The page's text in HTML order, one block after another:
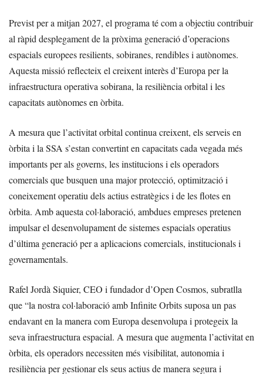
Previst per a mitjan 2027, el programa té com a objectiu contribuir
al ràpid desplegament de la pròxima generació d’operacions
espacials europees resilients, sobiranes, rendibles i autònomes.
Aquesta missió reflecteix el creixent interès d’Europa per la
infraestructura operativa sobirana, la resiliència orbital i les
capacitats autònomes en òrbita.
A mesura que l’activitat orbital continua creixent, els serveis en
òrbita i la SSA s’estan convertint en capacitats cada vegada més
importants per als governs, les institucions i els operadors
comercials que busquen una major protecció, optimització i
coneixement operatiu dels actius estratègics i de les flotes en
òrbita. Amb aquesta col·laboració, ambdues empreses pretenen
impulsar el desenvolupament de sistemes espacials operatius
d’última generació per a aplicacions comercials, institucionals i
governamentals.
Rafel Jordà Siquier, CEO i fundador d’Open Cosmos, subratlla
que “la nostra col·laboració amb Infinite Orbits suposa un pas
endavant en la manera com Europa desenvolupa i protegeix la
seva infraestructura espacial. A mesura que augmenta l’activitat en
òrbita, els operadors necessiten més visibilitat, autonomia i
resiliència per gestionar els seus actius de manera segura i